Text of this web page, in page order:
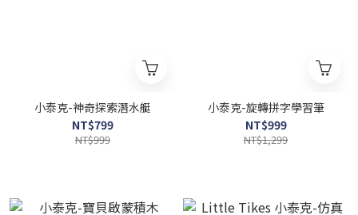
小泰克-神奇探索潛水艇
NT$799
NT$999
小泰克-旋轉拼字學習筆
NT$999
NT$1,299